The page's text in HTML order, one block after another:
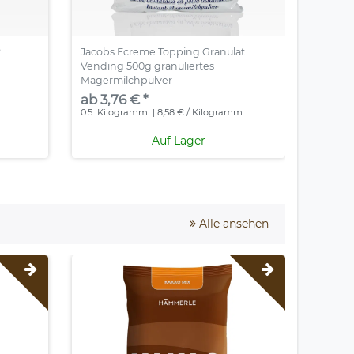
Jacobs Ecreme Topping Granulat
Vending 500g granuliertes
Magermilchpulver
ab 3,76 € *
0.5 Kilogramm | 8,58 € / Kilogramm
Auf Lager
Alle ansehen